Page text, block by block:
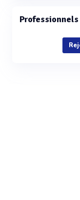
Professionnels